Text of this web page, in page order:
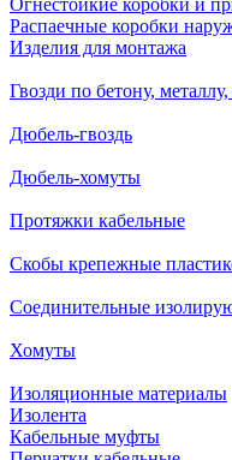
Огнестойкие коробки и
Распаечные коробки
Изделия для монтажа
Гвозди по бетону,
Дюбель-гвоздь
Дюбель-хомуты
Протяжки кабельные
Скобы крепежные
Соединительные
Хомуты
Изоляционные материалы
Изолента
Кабельные муфты